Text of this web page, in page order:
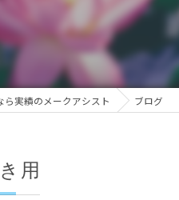
ら実績のメークアシスト ブログ
用